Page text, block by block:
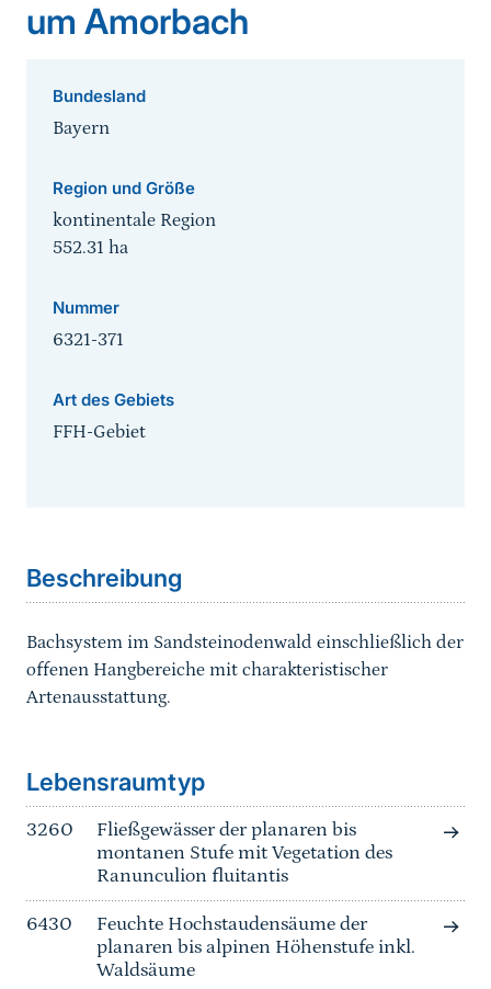
um Amorbach
Bundesland
Bayern
Region und Größe
kontinentale Region
552.31 ha
Nummer
6321-371
Art des Gebiets
FFH-Gebiet
Beschreibung
Bachsystem im Sandsteinodenwald einschließlich der
offenen Hangbereiche mit charakteristischer
Artenausstattung.
Lebensraumtyp
3260
Fließgewässer der planaren bis
montanen Stufe mit Vegetation des
Ranunculion fluitantis
6430
Feuchte Hochstaudensäume der
planaren bis alpinen Höhenstufe inkl.
Waldsäume